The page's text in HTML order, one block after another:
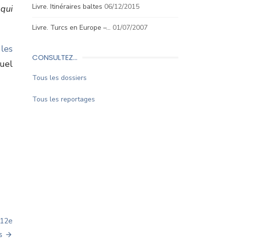
Livre. Itinéraires baltes 06/12/2015
Livre. Turcs en Europe –… 01/07/2007
CONSULTEZ…
Tous les dossiers
Tous les reportages